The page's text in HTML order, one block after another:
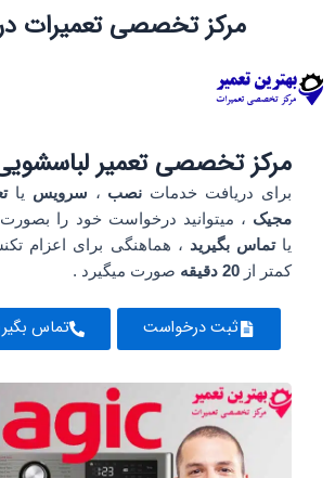
مرکز تخصصی تعمیرات
مرکز تخصصی تعمیر
برای دریافت خدمات نصب ، سرویس یا
مجیک ، میتوانید درخواست خود را بصورت
یاتماس بگیرید ، هماهنگی برای اعزام
کمتر از 20 دقیقه صورت میگیرد .
ثبت درخواست تماس